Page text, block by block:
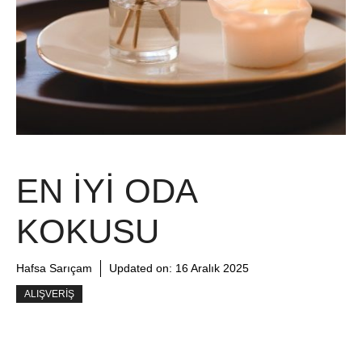
EN İYI ODA
KOKUSU
Hafsa Sarıçam Updated on: 16 Aralık 2025
ALIŞVERIŞ